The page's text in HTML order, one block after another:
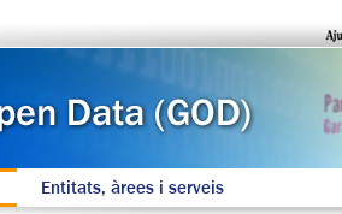
Entitats, àrees i serveis